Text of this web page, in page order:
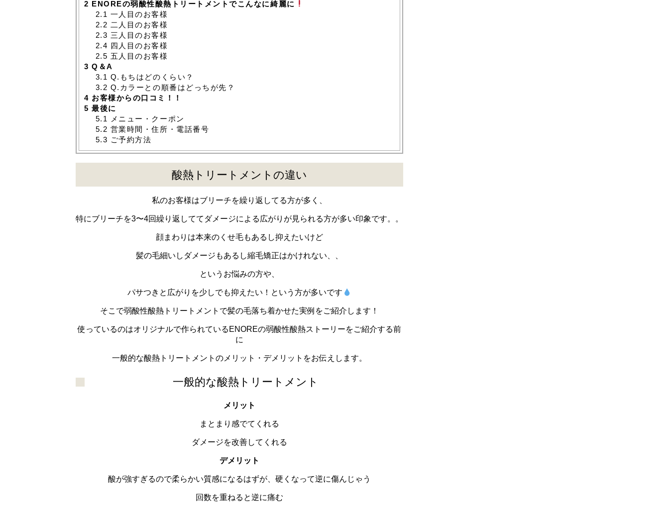
2 ENOREの弱酸性酸熱トリートメントでこんなに綺麗に
2.1 一人目のお客様
2.2 二人目のお客様
2.3 三人目のお客様
2.4 四人目のお客様
2.5 五人目のお客様
3 Q＆A
3.1 Q.もちはどのくらい？
3.2 Q.カラーとの順番はどっちが先？
4 お客様からの口コミ！！
5 最後に
5.1
メニュー・クーポン
5.2 営業時間・住所・電話番号
5.3 ご予約方法
酸熱トリートメントの違い
私のお客様はブリーチを繰り返してる方が多く、
特にブリーチを3〜4回繰り返しててダメージによる広がりが見られる方が多い印象です。。
顔まわりは本来のくせ毛もあるし抑えたいけど
髪の毛細いしダメージもあるし縮毛矯正はかけれない、、
というお悩みの方や、
パサつきと広がりを少しでも抑えたい！という方が多いです
そこで弱酸性酸熱トリートメントで髪の毛落ち着かせた実例をご紹介します！
使っているのはオリジナルで作られているENOREの弱酸性酸熱ストーリーをご紹介する前
に
一般的な酸熱トリートメントのメリット・デメリットをお伝えします。
一般的な酸熱トリートメント
メリット
まとまり感でてくれる
ダメージを改善してくれる
デメリット
酸が強すぎるので柔らかい質感になるはずが、硬くなって逆に傷んじゃう
回数を重ねると逆に痛む